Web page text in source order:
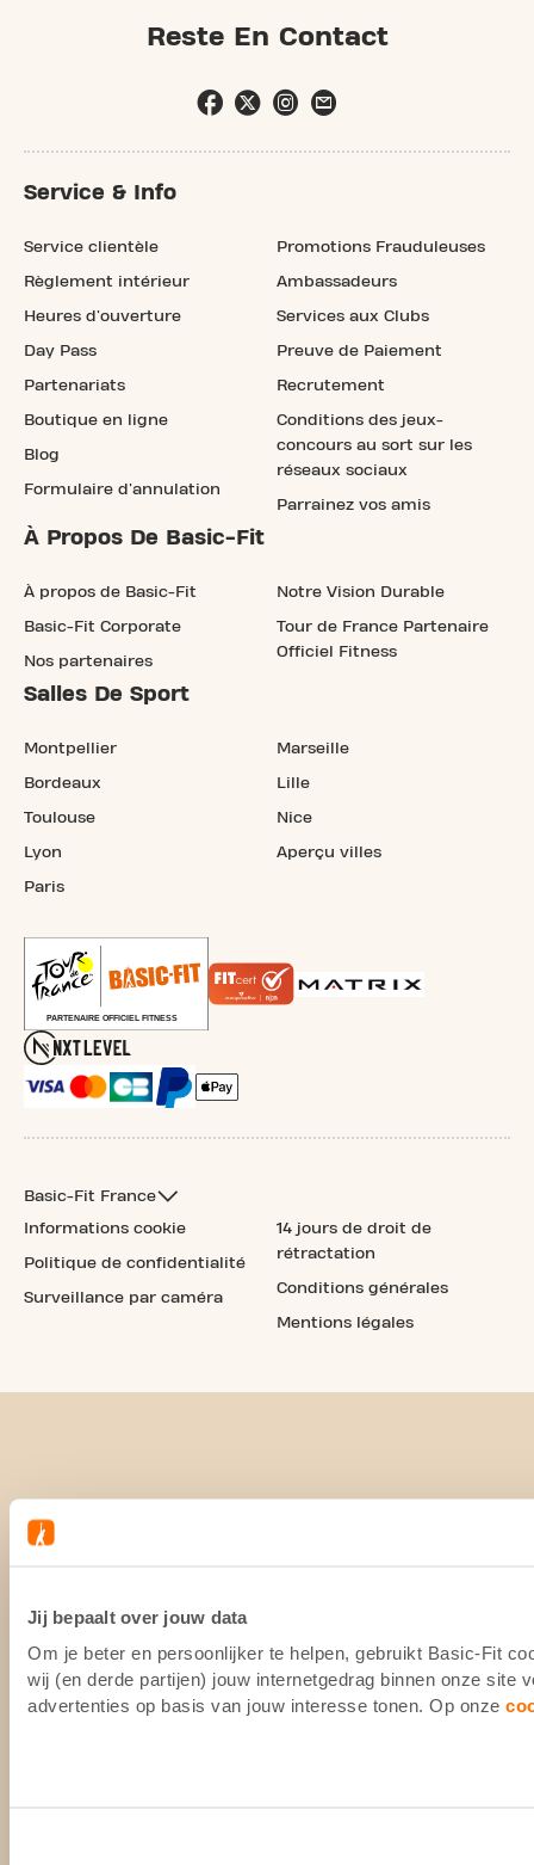
Jij bepaalt over jouw data
Om je beter en persoonlijker te helpen, gebruikt Basic-Fit
wij (en derde partijen) jouw internetgedrag binnen onze site
advertenties op basis van jouw interesse tonen. Op onze
Reste En Contact
Service & Info
Service clientèle
Règlement intérieur
Heures d'ouverture
Day Pass
Partenariats
Boutique en ligne
Blog
Formulaire d'annulation
Promotions Frauduleuses
Ambassadeurs
Services aux Clubs
Preuve de Paiement
Recrutement
Conditions des jeux-
concours au sort sur les
réseaux sociaux
Parrainez vos amis
À Propos De Basic-Fit
À propos de Basic-Fit
Basic-Fit Corporate
Nos partenaires
Notre Vision Durable
Tour de France Partenaire
Officiel Fitness
Salles De Sport
Montpellier
Bordeaux
Toulouse
Lyon
Paris
Marseille
Lille
Nice
Aperçu villes
Basic-Fit France
Informations cookie
Politique de confidentialité
Surveillance par caméra
14 jours de droit de
rétractation
Conditions générales
Mentions légales